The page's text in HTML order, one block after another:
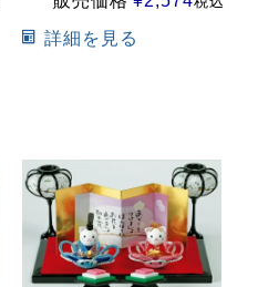
詳細を見る